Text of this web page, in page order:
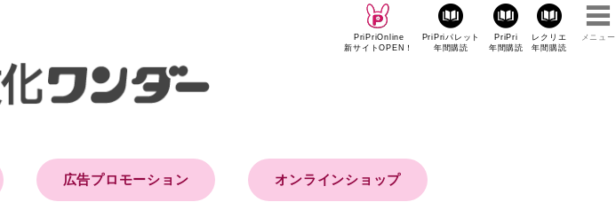
PriPriOnline
新サイトOPEN！
PriPriパレット
年間購読
PriPri
年間購読
レクリエ
年間購読
メニュー
広告プロモーション オンラインショップ